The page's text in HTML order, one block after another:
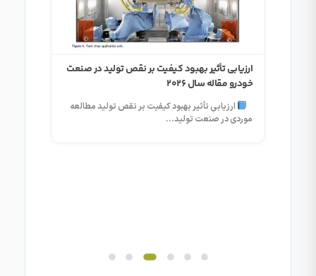
ارزیابی تأثیر بهبود کیفیت بر نقص تولید در صنعت
خودرو مقاله سال 2026
ارزیابی تأثیر بهبود کیفیت بر نقص تولید مطالعه
موردی در صنعت تولید...